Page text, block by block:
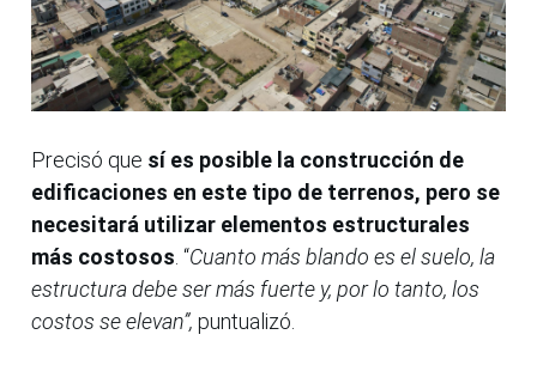
Precisó que sí es posible la construcción de
edificaciones en este tipo de terrenos, pero se
necesitará utilizar elementos estructurales
más costosos . “Cuanto más blando es el suelo, la
estructura debe ser más fuerte y, por lo tanto, los
costos se elevan”, puntualizó.